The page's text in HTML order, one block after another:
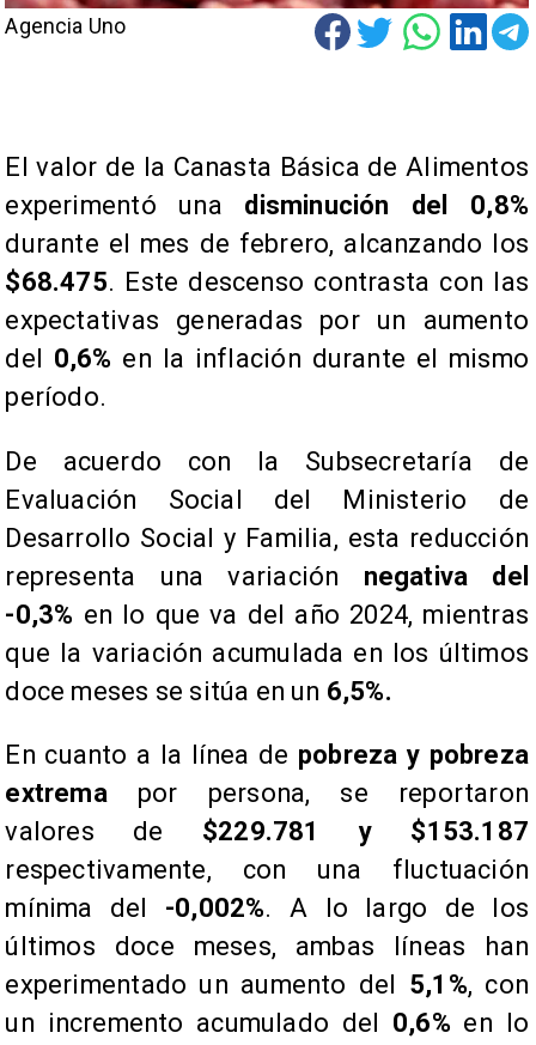
Agencia Uno
El valor de la Canasta Básica de Alimentos
experimentó una disminución del 0,8%
durante el mes de febrero, alcanzando los
$68.475. Este descenso contrasta con las
expectativas generadas por un aumento
del 0,6% en la inflación durante el mismo
período.
De acuerdo con la Subsecretaría de
Evaluación Social del Ministerio de
Desarrollo Social y Familia, esta reducción
representa una variación negativa del
-0,3% en lo que va del año 2024, mientras
que la variación acumulada en los últimos
doce meses se sitúa en un 6,5%.
​En cuanto a la línea de pobreza y pobreza
extremapor persona, se reportaron
valores de $229.781 y $153.187
respectivamente, con una fluctuación
mínima del -0,002%. A lo largo de los
últimos doce meses, ambas líneas han
experimentado un aumento del 5,1%, con
un incremento acumulado del 0,6% en lo